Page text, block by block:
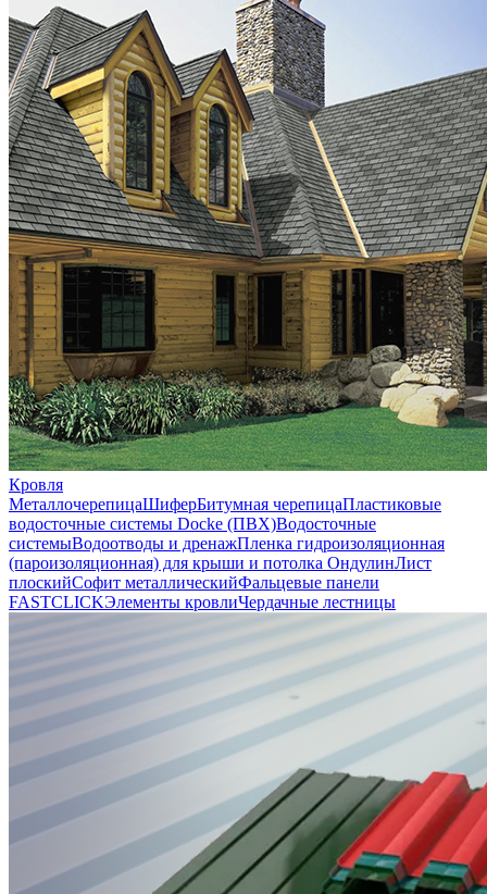
Кровля
МеталлочерепицаШиферБитумная черепицаПластиковые
водосточные системы Docke (ПВХ)Водосточные
системыВодоотводы и дренажПленка гидроизоляционная
(пароизоляционная) для крыши и потолка ОндулинЛист
плоскийСофит металлическийФальцевые панели
FASTCLICKЭлементы кровлиЧердачные лестницы